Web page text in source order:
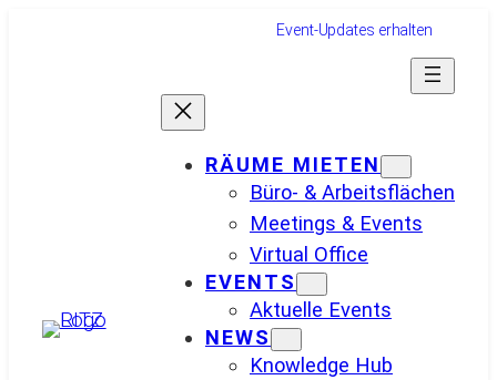
Event-Updates erhalten
RÄUME MIETEN
Büro- & Arbeitsflächen
Meetings & Events
Virtual Office
EVENTS
Aktuelle Events
NEWS
Knowledge Hub